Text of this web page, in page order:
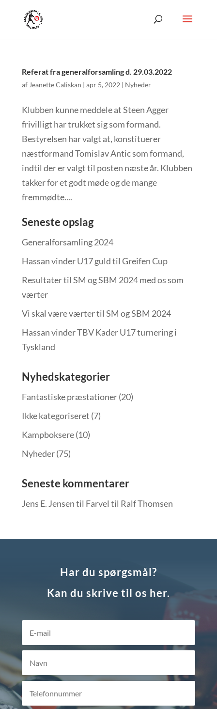
Referat fra generalforsamling d. 29.03.2022
af Jeanette Caliskan | apr 5, 2022 | Nyheder
Klubben kunne meddele at Steen Agger
frivilligt har trukket sig som formand.
Bestyrelsen har valgt at, konstituerer
næstformand Tomislav Antic som formand,
indtil der er valgt til posten næste år. Klubben
takker for et godt møde og de mange
fremmødte....
Seneste opslag
Generalforsamling 2024
Hassan vinder U17 guld til Greifen Cup
Resultater til SM og SBM 2024 med os som
værter
Vi skal være værter til SM og SBM 2024
Hassan vinder TBV Kader U17 turnering i
Tyskland
Nyhedskategorier
Fantastiske præstationer(20)
Ikke kategoriseret (7)
Kampboksere(10)
Nyheder(75)
Seneste kommentarer
Jens E. Jensentil Farvel til Ralf Thomsen
Har du spørgsmål?
Kan du skrive til os her.